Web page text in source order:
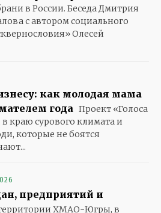
в России. Беседа Дмитрия
с автором социального
Олесей
как молодая мама
года Проект «Голоса
краю сурового климата и
которые не боятся
предприятий и
ХМАО-Югры, в